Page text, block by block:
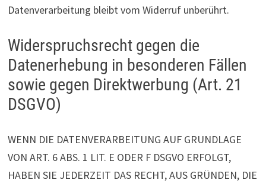
Datenverarbeitung bleibt vom Widerruf unberührt.
Widerspruchsrecht gegen die
Datenerhebung in besonderen Fällen
sowie gegen Direktwerbung (Art. 21
DSGVO)
WENN DIE DATENVERARBEITUNG AUF GRUNDLAGE
VON ART. 6 ABS. 1 LIT. E ODER F DSGVO ERFOLGT,
HABEN SIE JEDERZEIT DAS RECHT, AUS GRÜNDEN, DIE